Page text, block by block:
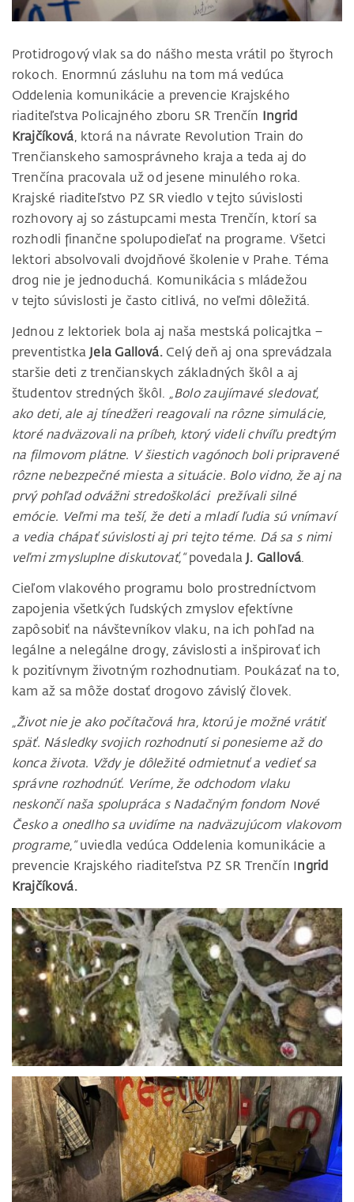
Protidrogový vlak sa do nášho mesta vrátil po štyroch
rokoch. Enormnú zásluhu na tom má vedúca
Oddelenia komunikácie a prevencie Krajského
riaditeľstva Policajného zboru SR Trenčín Ingrid
Krajčíková, ktorá na návrate Revolution Train do
Trenčianskeho samosprávneho kraja a teda aj do
Trenčína pracovala už od jesene minulého roka.
Krajské riaditeľstvo PZ SR viedlo v tejto súvislosti
rozhovory aj so zástupcami mesta Trenčín, ktorí sa
rozhodli finančne spolupodieľať na programe. Všetci
lektori absolvovali dvojdňové školenie v Prahe. Téma
drog nie je jednoduchá. Komunikácia s mládežou
v tejto súvislosti je často citlivá, no veľmi dôležitá.
Jednou z lektoriek bola aj naša mestská policajtka –
preventistka Jela Gallová.Celý deň aj ona sprevádzala
staršie deti z trenčianskych základných škôl a aj
študentov stredných škôl. „Bolo zaujímavé sledovať,
ako deti, ale aj tínedžeri reagovali na rôzne simulácie,
ktoré nadväzovali na príbeh, ktorý videli chvíľu predtým
na filmovom plátne. V šiestich vagónoch boli pripravené
rôzne nebezpečné miesta a situácie. Bolo vidno, že aj na
prvý pohľad odvážni stredoškoláci prežívali silné
emócie. Veľmi ma teší, že deti a mladí ľudia sú vnímaví
a vedia chápať súvislosti aj pri tejto téme. Dá sa s nimi
veľmi zmysluplne diskutovať,“povedala J. Gallová.
Cieľom vlakového programu bolo prostredníctvom
zapojenia všetkých ľudských zmyslov efektívne
zapôsobiť na návštevníkov vlaku, na ich pohľad na
legálne a nelegálne drogy, závislosti a inšpirovať ich
k pozitívnym životným rozhodnutiam. Poukázať na to,
kam až sa môže dostať drogovo závislý človek.
„Život nie je ako počítačová hra, ktorú je možné vrátiť
späť. Následky svojich rozhodnutí si ponesieme až do
konca života. Vždy je dôležité odmietnuť a vedieť sa
správne rozhodnúť. Veríme, že odchodom vlaku
neskončí naša spolupráca s Nadačným fondom Nové
Česko a onedlho sa uvidíme na nadväzujúcom vlakovom
programe,“uviedla vedúca Oddelenia komunikácie a
prevencie Krajského riaditeľstva PZ SR Trenčín Ingrid
Krajčíková.